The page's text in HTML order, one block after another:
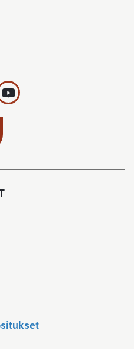
X:ssä
TELA ry Bluesky:ssa
TELA ryTELA ry
Työeläkevakuuttajat TELA ry